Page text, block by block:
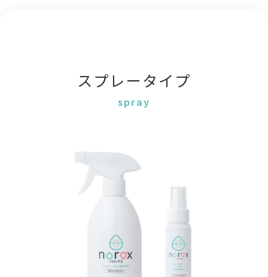
スプレータイプ
spray